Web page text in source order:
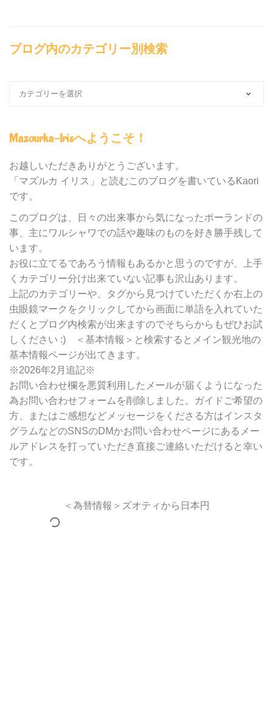
ブログ内のカテゴリー別検索
の
テ
ゴ
ー
別
検
索
Mazourka-Irisへようこそ！
お越しいただきありがとうございます。
「マズルカ イリス」と読むこのブログを書いているKaori
です。
このブログは、日々の出来事から気になったポーランドの
事、主にワルシャワでの話や趣味のものを好き勝手残して
います。
お役に立てるであろう情報もあるかと思うのですが、上手
くカテゴリー分け出来ていない記事も沢山あります。
上記のカテゴリーや、タグから見つけていただくか右上の
虫眼鏡マークをクリックしてから画面に単語を入れていた
だくとブログ内検索が出来ますのでそちらからもぜひお試
しください :) ＜基本情報＞と検索するとメイン観光地の
基本情報ページが出てきます。
※2026年2月追記※
お問い合わせ欄を悪質利用したメールが届くようになった
為お問い合わせフォームを削除しました。ガイドご希望の
方、またはご感想などメッセージをくださる方はインスタ
グラムなどのSNSのDMかお問い合わせページにあるメー
ルアドレスを打っていただき直接ご連絡いただけると幸い
です。
＜為替情報＞ズオティから日本円